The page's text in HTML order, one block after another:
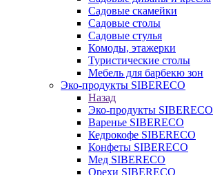
Садовые скамейки
Садовые столы
Садовые стулья
Комоды, этажерки
Туристические столы
Мебель для барбекю зон
Эко-продукты SIBERECO
Назад
Эко-продукты SIBERECO
Варенье SIBERECO
Кедрокофе SIBERECO
Конфеты SIBERECO
Мед SIBERECO
Орехи SIBERECO